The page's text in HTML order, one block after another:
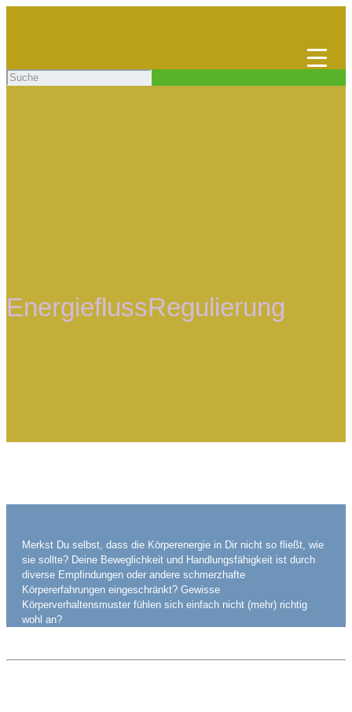
EnergieflussRegulierung
Merkst Du selbst, dass die Körperenergie in Dir nicht so fließt, wie
sie sollte? Deine Beweglichkeit und Handlungsfähigkeit ist durch
diverse Empfindungen oder andere schmerzhafte
Körpererfahrungen eingeschränkt? Gewisse
Körperverhaltensmuster fühlen sich einfach nicht (mehr) richtig
wohl an?